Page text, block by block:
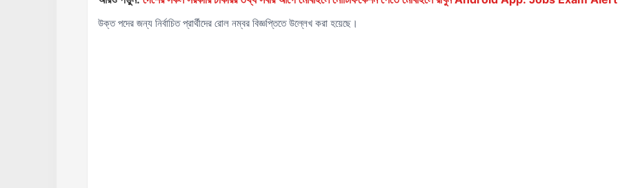
উক্ত পদের জন্য নির্বাচিত প্রার্থীদের রোল নম্বর বিজ্ঞপ্তিতে উল্লেখ করা হয়েছে।